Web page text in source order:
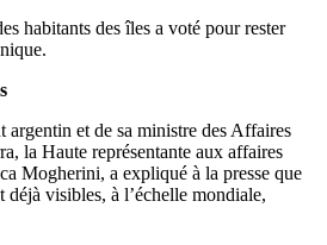
habitants des îles a voté pour rester
argentin et de sa ministre des Affaires
la Haute représentante aux affaires
Mogherini, a expliqué à la presse que
déjà visibles, à l’échelle mondiale,